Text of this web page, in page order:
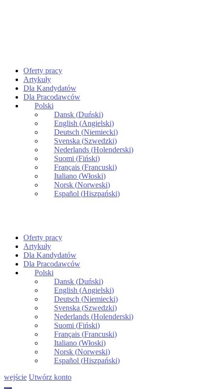
Oferty pracy
Artykuły
Dla Kandydatów
Dla Pracodawców
Polski
Dansk(Duński)
English (Angielski)
Deutsch (Niemiecki)
Svenska (Szwedzki)
Nederlands(Holenderski)
Suomi (Fiński)
Français(Francuski)
Italiano(Włoski)
Norsk(Norweski)
Español (Hiszpański)
Oferty pracy
Artykuły
Dla Kandydatów
Dla Pracodawców
Polski
Dansk(Duński)
English (Angielski)
Deutsch (Niemiecki)
Svenska (Szwedzki)
Nederlands(Holenderski)
Suomi (Fiński)
Français(Francuski)
Italiano(Włoski)
Norsk(Norweski)
Español (Hiszpański)
wejście Utwórz konto